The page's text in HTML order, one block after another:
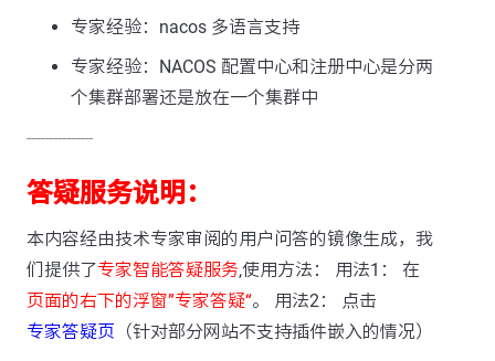
专家经验：nacos 多语言支持
专家经验：NACOS 配置中心和注册中心是分两
个集群部署还是放在一个集群中
---------------
答疑服务说明：
本内容经由技术专家审阅的用户问答的镜像生成，我
们提供了专家智能答疑服务,使用方法： 用法1： 在
页面的右下的浮窗”专家答疑“。 用法2： 点击
专家答疑页 （针对部分网站不支持插件嵌入的情况）